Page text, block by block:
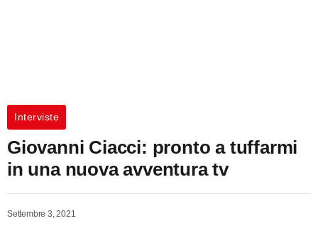
Interviste
Giovanni Ciacci: pronto a tuffarmi
in una nuova avventura tv
Settembre 3, 2021